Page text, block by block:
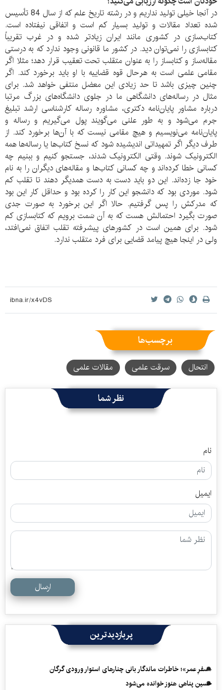
در آنجا خیلی تولید نداریم و در رشته تاریخ علم که از سال 84 تأسیس
شده تعداد مقالات و تولید بسیار کم است و اتفاقی نیفتاده است.
کتاب‌سازی در کشوری مانند ایران زیادتر شده و در غرب تقریباً
کتابسازی را نمی‌توان دید. در کشور ما قانونی وجود ندارد که به درستی
مقاله‌ساز و کتابساز را به عنوان متقلب تحت تعقیب قرار دهد؛ مثلا اگر
مقامی علمی است به هرحال قوه قضاییه با او باید برخورد کند. اگر
چنین چیزی باشد تا حد زیادی این معضل منتفی خواهد شد. برای
مثال در رساله‌های دانشگاهی ما در جلوی دانشگاه‌های بزرگ مرتبا
درباره مشاور پایان‌نامه دکتری، مشاوره رساله کارشناسی ارشد تبلیغ
جرم می‌شود و به طور علنی می‌گویند پول می‌گیریم و رساله و
پایان‌نامه می‌نویسیم و هیچ مقامی نیست که با آن‌ها برخورد کند. از
طرف دیگر اگر تمهیداتی اندیشیده شود که نسخ کتاب‌ها یا رساله‌ها همه
الکترونیک شوند. وقتی الکترونیک شدند، جستجو کنیم و ببنیم چه
کسانی خطا کرده‌اند و چه کسانی کتاب‌ها و مقاله‌های دیگران را به نام
خود جا زده‌اند. این دو باید دست به دست همدیگر دهند تا تقلب کم
شود. موردی بود که دانشجو این کار را کرده بود و حداقل کار این بود
که مدرکش را پس گرفتیم. حالا اگر این برخورد به صورت جدی
صورت بگیرد احتمالش هست که به آن سَمت برویم که کتابسازی کم
شود. برای همین است در کشورهای پیشرفته تقلب اتفاق نمی‌افتد،
ولی در اینجا هیچ پیامد قضایی برای فرد متقلب ندارد.
برچسب‌ها
انتحال سرقت علمی مقالات علمی
نظر شما
نام
ایمیل
ارسال
پربازدیدترین
«سفرِ عمر»؛ خاطرات ماندگار بانی چنارهای استوار ورودی گرگان
حسین پناهی هنوز خوانده می‌شود